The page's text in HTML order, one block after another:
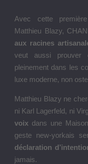
Avec cette
Matthieu Blazy,
aux racines
veut aussi prouver
pleinement dans les
luxe moderne, non
Matthieu Blazy ne
ni Karl Lagerfeld, ni
voix dans une
geste new-yorkais
déclaration
jamais.